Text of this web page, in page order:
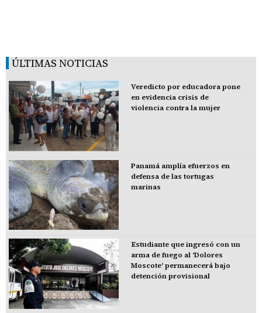
ÚLTIMAS NOTICIAS
Veredicto por educadora pone
en evidencia crisis de
violencia contra la mujer
Panamá amplía efuerzos en
defensa de las tortugas
marinas
Estudiante que ingresó con un
arma de fuego al 'Dolores
Moscote' permanecerá bajo
detención provisional